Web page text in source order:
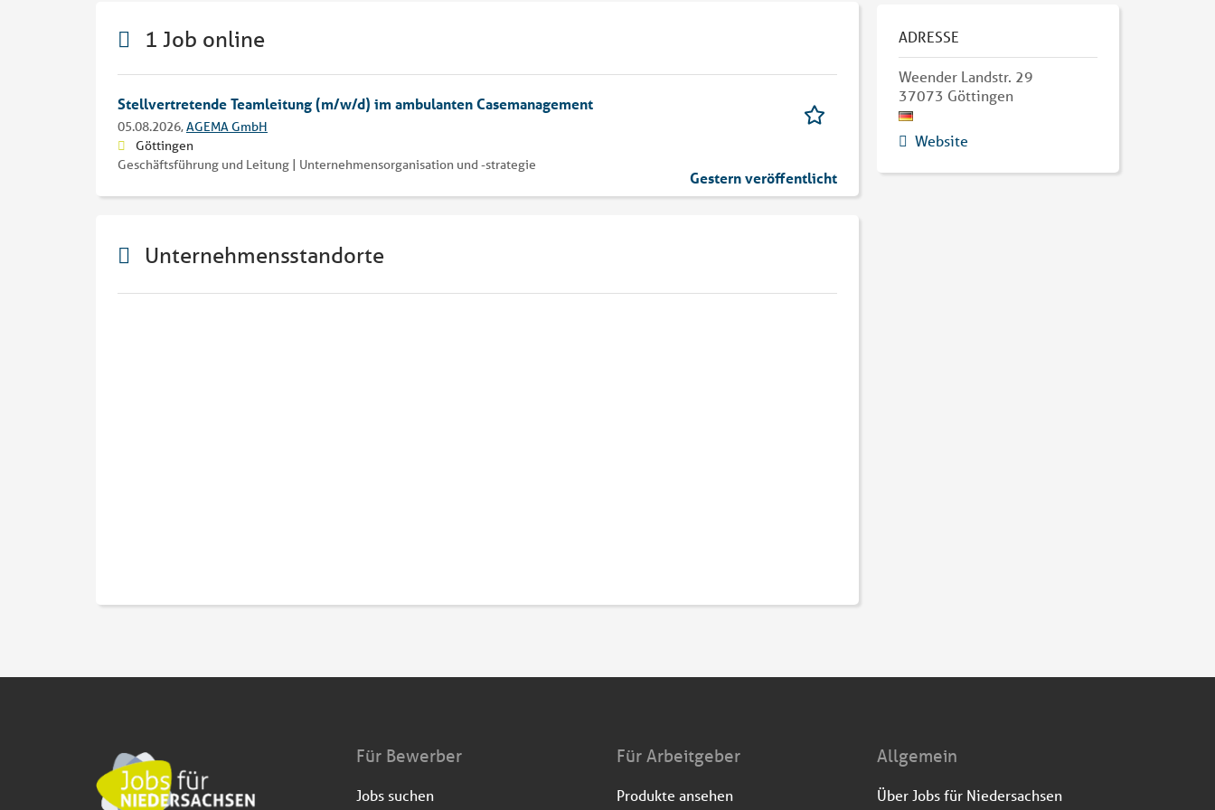
1 Job online
Stellvertretende Teamleitung (m/w/d) im ambulanten Casemanagement
05.08.2026,AGEMA GmbH
Göttingen
Geschäftsführung und Leitung | Unternehmensorganisation und -strategie
Gestern veröffentlicht
Unternehmensstandorte
ADRESSE
Weender Landstr. 29
37073 Göttingen
Website
Für Bewerber
Jobs suchen
Für Arbeitgeber
Produkte ansehen
Allgemein
Über Jobs für Niedersachsen